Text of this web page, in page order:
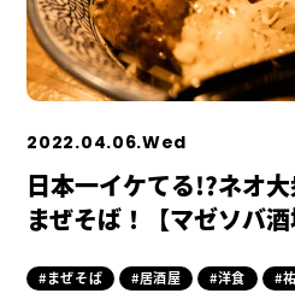
2022.04.06.Wed
日本一イケてる!?ネオ
まぜそば！【マゼソバ酒
#まぜそば #居酒屋 #洋食 #